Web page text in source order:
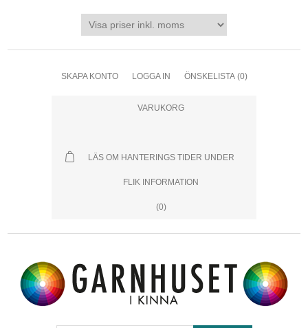
SKAPA KONTO LOGGA IN ÖNSKELISTA (0)
VARUKORG
LÄS OM HANTERINGS TIDER UNDER
FLIK INFORMATION
(0)